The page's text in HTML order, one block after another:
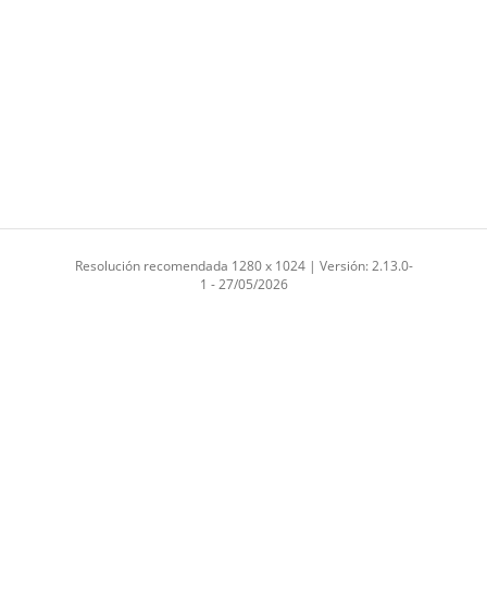
Resolución recomendada 1280 x 1024 | Versión: 2.13.0-
1 - 27/05/2026